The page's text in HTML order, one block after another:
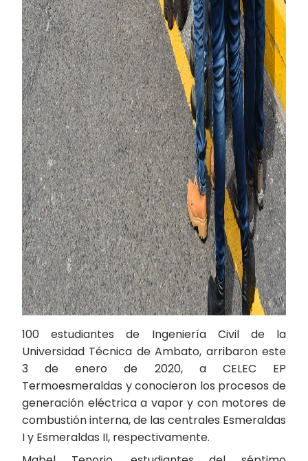
100 estudiantes de Ingeniería Civil de la
Universidad Técnica de Ambato, arribaron este
3 de enero de 2020, a CELEC EP
Termoesmeraldas y conocieron los procesos de
generación eléctrica a vapor y con motores de
combustión interna, de las centrales Esmeraldas
I y Esmeraldas II, respectivamente.